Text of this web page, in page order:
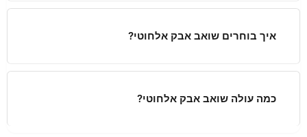
איך בוחרים שואב אבק אלחוטי?
כמה עולה שואב אבק אלחוטי?